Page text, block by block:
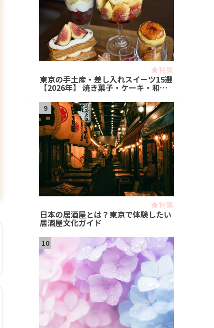
特集
東京の手土産・差し入れスイーツ15選
【2026年】 焼き菓子・ケーキ・和…
9
特集
日本の居酒屋とは？東京で体験したい
居酒屋文化ガイド
10